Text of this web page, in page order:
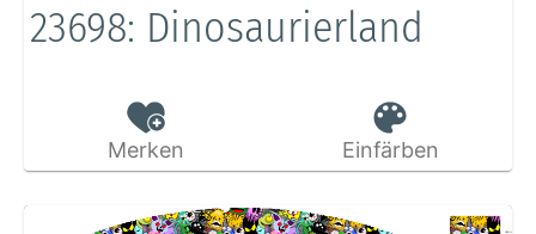
23698: Dinosaurierland
Merken Einfärben